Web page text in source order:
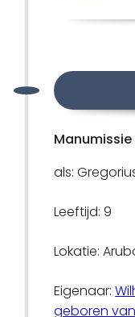
Manumissie
als:
Leeftijd: 9
Lokatie:
Eigenaar:
geboren